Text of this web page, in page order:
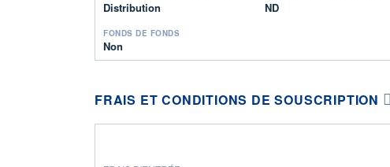
Distribution ND
FONDS DE FONDS
Non
FRAIS ET CONDITIONS DE SOUSCRIPTION